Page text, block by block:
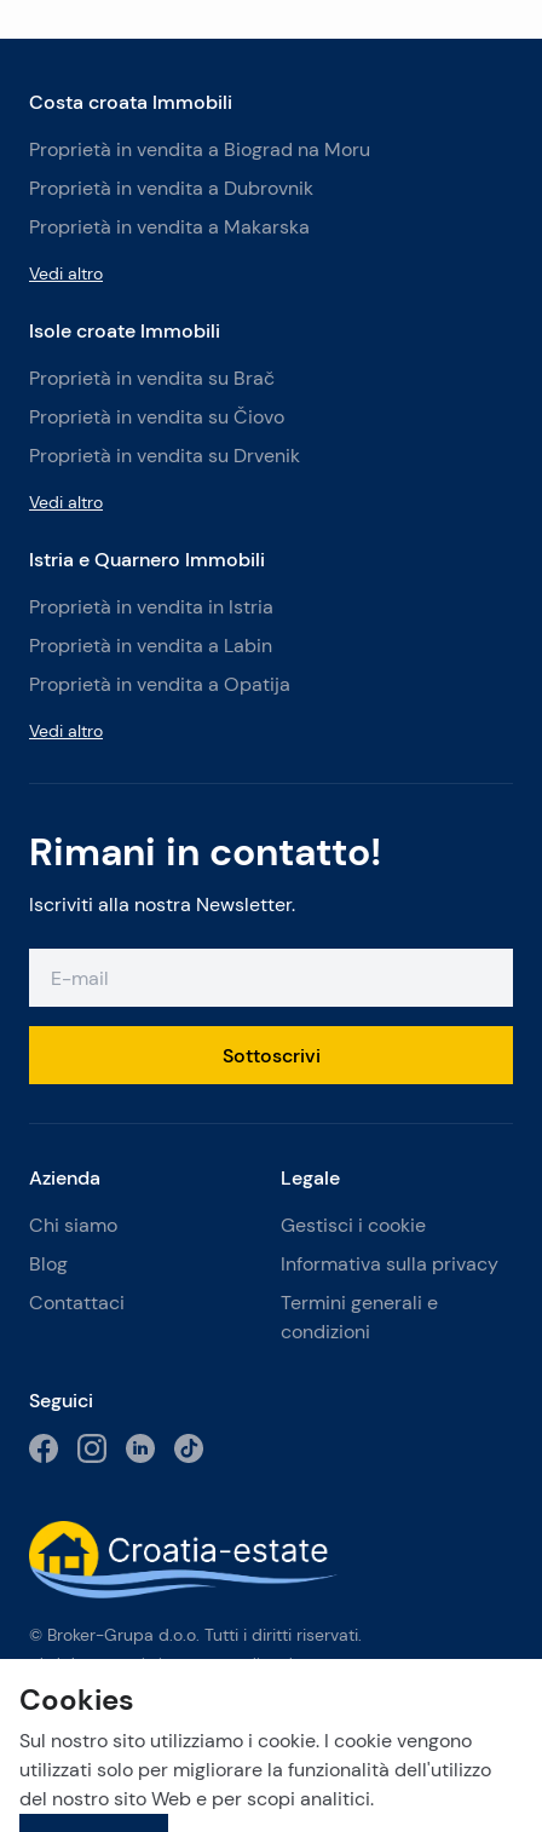
Rimani in contatto!
Iscriviti alla nostra Newsletter.
Sottoscrivi
Costa croata Immobili
Proprietà in vendita a Biograd na Moru
Proprietà in vendita a Dubrovnik
Proprietà in vendita a Makarska
Vedi altro
Isole croate Immobili
Proprietà in vendita su Brač
Proprietà in vendita su Čiovo
Proprietà in vendita su Drvenik
Vedi altro
Istria e Quarnero Immobili
Proprietà in vendita in Istria
Proprietà in vendita a Labin
Proprietà in vendita a Opatija
Vedi altro
Azienda
Chi siamo
Blog
Contattaci
Legale
Gestisci i cookie
Informativa sulla privacy
Termini generali e
condizioni
Seguici
© Broker-Grupa d.o.o. Tutti i diritti riservati.
Obala kneza Branimira 1, 21000 Split-Phone: +385 98 384 007
Broker-grupa d.o.o. è membro esclusivo di Forbes Global
Properties in Croazia. Forbes® è un marchio registrato
utilizzato su licenza.
This site is protected by reCAPTCHA and the Google
Cookies
Sul nostro sito utilizziamo i cookie. I cookie vengono
utilizzati solo per migliorare la funzionalità dell'utilizzo
del nostro sito Web e per scopi analitici.